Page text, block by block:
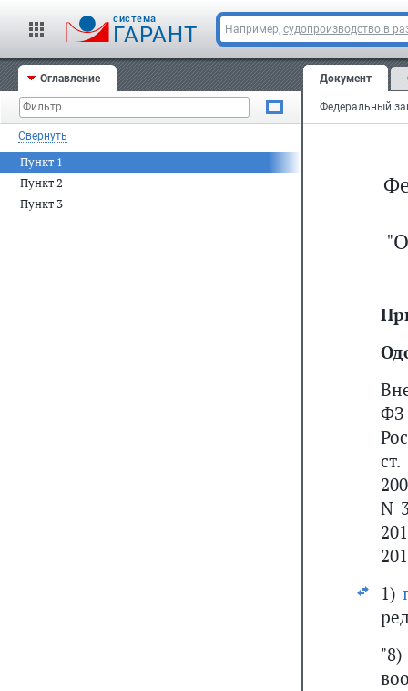
cистема
ГАРАНТ Например, судопроизводство в
Оглавление
Свернуть
Пункт 1
Пункт 2
Пункт 3
Документ
N
1)